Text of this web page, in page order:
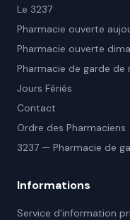
Le 3237
Pharmacie ouverte
Pharmacie ouverte
Pharmacie de garde de
Jours Fériés
Contact
Ordre des Pharmaciens
3237 — Pharmacie de
Informations
Service d'information